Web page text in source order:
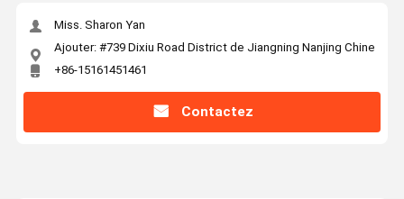
Miss. Sharon Yan
Ajouter: #739 Dixiu Road District de Jiangning Nanjing Chine
+86-15161451461
Contactez